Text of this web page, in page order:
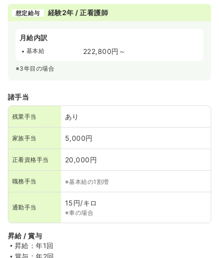
想定給与 経験2年 / 正看護師
月給内訳
基本給 222,800円～
※3年目の場合
諸手当
残業手当 あり
家族手当 5,000円
正看資格手当 20,000円
職務手当 ※基本給の1割増
通勤手当
15円/キロ
※車の場合
昇給 / 賞与
昇給：年1回
賞与：年2回